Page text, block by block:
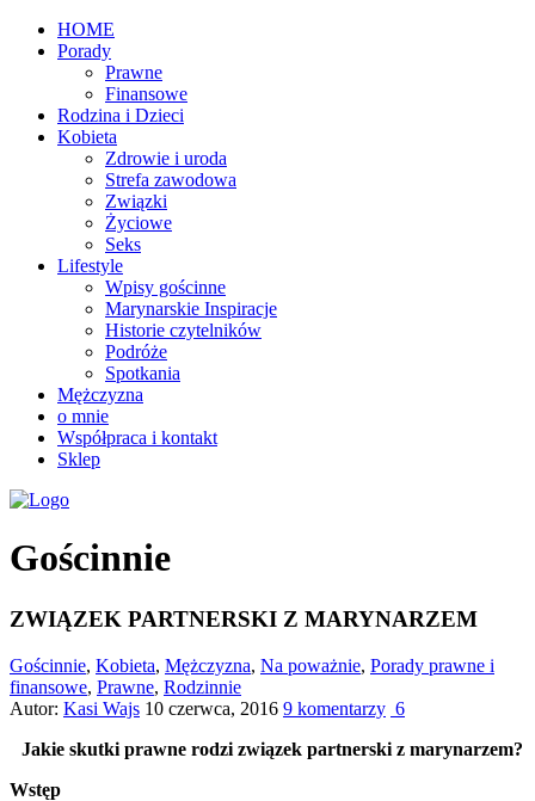
HOME
Porady
Prawne
Finansowe
Rodzina i Dzieci
Kobieta
Zdrowie i uroda
Strefa zawodowa
Związki
Życiowe
Seks
Lifestyle
Wpisy gościnne
Marynarskie Inspiracje
Historie czytelników
Podróże
Spotkania
Mężczyzna
o mnie
Współpraca i kontakt
Sklep
Gościnnie
ZWIĄZEK PARTNERSKI Z MARYNARZEM
Gościnnie, Kobieta, Mężczyzna, Na poważnie, Porady prawne i
finansowe, Prawne, Rodzinnie
Autor: Kasi Wajs 10 czerwca, 2016 9 komentarzy 6
Jakie skutki prawne rodzi związek partnerski z marynarzem?
Wstęp